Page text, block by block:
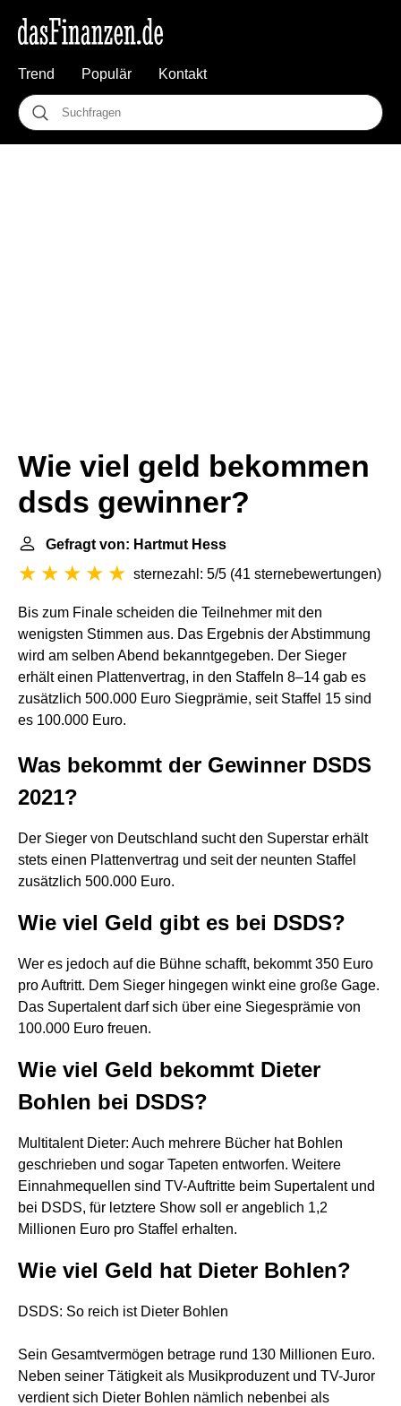
Trend Populär Kontakt
Wie viel geld bekommen
dsds gewinner?
Gefragt von: Hartmut Hess
sternezahl: 5/5 (41 sternebewertungen)
Bis zum Finale scheiden die Teilnehmer mit den
wenigsten Stimmen aus. Das Ergebnis der Abstimmung
wird am selben Abend bekanntgegeben. Der Sieger
erhält einen Plattenvertrag, in den Staffeln 8–14 gab es
zusätzlich 500.000 Euro Siegprämie, seit Staffel 15 sind
es 100.000 Euro.
Was bekommt der Gewinner DSDS
2021?
Der Sieger von Deutschland sucht den Superstar erhält
stets einen Plattenvertrag und seit der neunten Staffel
zusätzlich 500.000 Euro.
Wie viel Geld gibt es bei DSDS?
Wer es jedoch auf die Bühne schafft, bekommt 350 Euro
pro Auftritt. Dem Sieger hingegen winkt eine große Gage.
Das Supertalent darf sich über eine Siegesprämie von
100.000 Euro freuen.
Wie viel Geld bekommt Dieter
Bohlen bei DSDS?
Multitalent Dieter: Auch mehrere Bücher hat Bohlen
geschrieben und sogar Tapeten entworfen. Weitere
Einnahmequellen sind TV-Auftritte beim Supertalent und
bei DSDS, für letztere Show soll er angeblich 1,2
Millionen Euro pro Staffel erhalten.
Wie viel Geld hat Dieter Bohlen?
DSDS: So reich ist Dieter Bohlen
Sein Gesamtvermögen betrage rund 130 Millionen Euro.
Neben seiner Tätigkeit als Musikproduzent und TV-Juror
verdient sich Dieter Bohlen nämlich nebenbei als